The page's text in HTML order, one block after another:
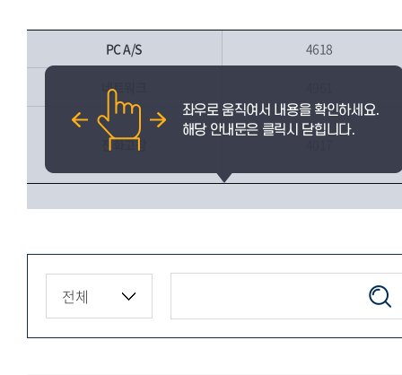
PC A/S 4618
네트워크
전화고장